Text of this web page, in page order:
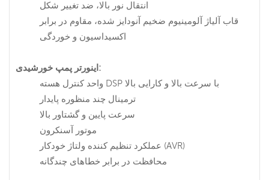
انتقال نور بالا، ضد تغییر شکل
قاب آلیاژ آلومینیوم ضخیم آنودایز شده، مقاوم در برابر
اکسیداسیون و خوردگی
اینورتر پمپ خورشیدی:
واحد کنترل هسته DSP با سرعت بالا و کارایی بالا
ترمینال چند منظوره پایدار
سرعت پایین و گشتاور بالا
موتور آسنکرون
عملکرد تنظیم کننده ولتاژ خودکار (AVR)
محافظت در برابر خطاهای چندگانه